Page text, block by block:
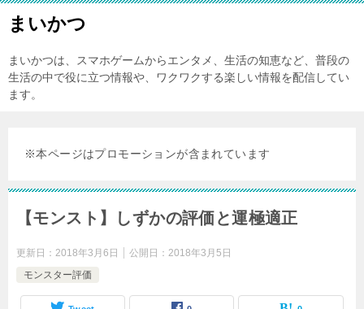
まいかつ
まいかつは、スマホゲームからエンタメ、生活の知恵など、普段の
生活の中で役に立つ情報や、ワクワクする楽しい情報を配信してい
ます。
※本ページはプロモーションが含まれています
【モンスト】しずかの評価と運極適正
更新日： 2018年3月6日 公開日： 2018年3月5日
モンスター評価